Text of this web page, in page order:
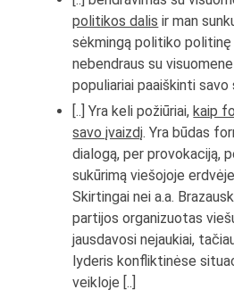
politikos dalis ir man
sėkmingą politiko
nebendraus su
populiariai paaiškinti savo
[..] Yra keli požiūriai,kaip
savo įvaizdį. Yra būdas
dialogą, per provokaciją,
sukūrimą viešojoje
Skirtingai nei a.a.
partijos organizuotas
jausdavosi nejaukiai,
lyderis konfliktinėse
veikloje [..]